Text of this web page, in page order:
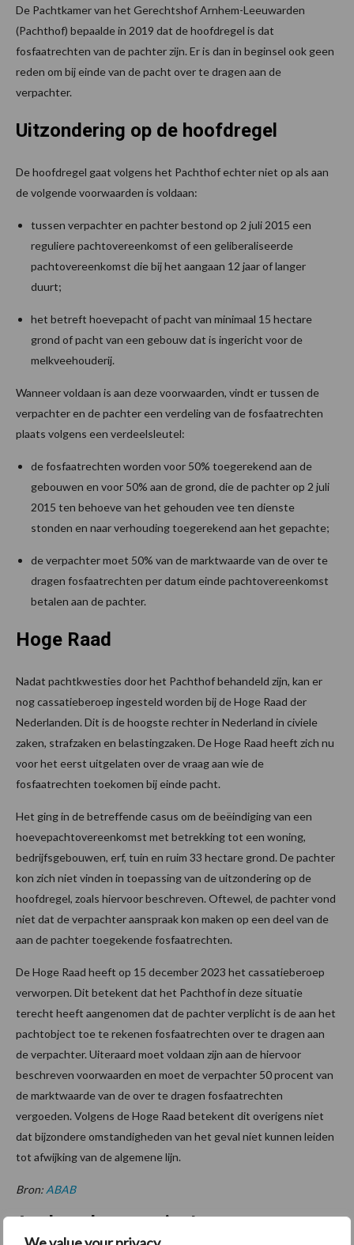
De Pachtkamer van het Gerechtshof Arnhem-Leeuwarden
(Pachthof) bepaalde in 2019 dat de hoofdregel is dat
fosfaatrechten van de pachter zijn. Er is dan in beginsel ook geen
reden om bij einde van de pacht over te dragen aan de
verpachter.
Uitzondering op de hoofdregel
De hoofdregel gaat volgens het Pachthof echter niet op als aan
de volgende voorwaarden is voldaan:
tussen verpachter en pachter bestond op 2 juli 2015 een
reguliere pachtovereenkomst of een geliberaliseerde
pachtovereenkomst die bij het aangaan 12 jaar of langer
duurt;
het betreft hoevepacht of pacht van minimaal 15 hectare
grond of pacht van een gebouw dat is ingericht voor de
melkveehouderij.
Wanneer voldaan is aan deze voorwaarden, vindt er tussen de
verpachter en de pachter een verdeling van de fosfaatrechten
plaats volgens een verdeelsleutel:
de fosfaatrechten worden voor 50% toegerekend aan de
gebouwen en voor 50% aan de grond, die de pachter op 2 juli
2015 ten behoeve van het gehouden vee ten dienste
stonden en naar verhouding toegerekend aan het gepachte;
de verpachter moet 50% van de marktwaarde van de over te
dragen fosfaatrechten per datum einde pachtovereenkomst
betalen aan de pachter.
Hoge Raad
Nadat pachtkwesties door het Pachthof behandeld zijn, kan er
nog cassatieberoep ingesteld worden bij de Hoge Raad der
Nederlanden. Dit is de hoogste rechter in Nederland in civiele
zaken, strafzaken en belastingzaken. De Hoge Raad heeft zich nu
voor het eerst uitgelaten over de vraag aan wie de
fosfaatrechten toekomen bij einde pacht.
Het ging in de betreffende casus om de beëindiging van een
hoevepachtovereenkomst met betrekking tot een woning,
bedrijfsgebouwen, erf, tuin en ruim 33 hectare grond. De pachter
kon zich niet vinden in toepassing van de uitzondering op de
hoofdregel, zoals hiervoor beschreven. Oftewel, de pachter vond
niet dat de verpachter aanspraak kon maken op een deel van de
aan de pachter toegekende fosfaatrechten.
De Hoge Raad heeft op 15 december 2023 het cassatieberoep
verworpen. Dit betekent dat het Pachthof in deze situatie
terecht heeft aangenomen dat de pachter verplicht is de aan het
pachtobject toe te rekenen fosfaatrechten over te dragen aan
de verpachter. Uiteraard moet voldaan zijn aan de hiervoor
beschreven voorwaarden en moet de verpachter 50 procent van
de marktwaarde van de over te dragen fosfaatrechten
vergoeden. Volgens de Hoge Raad betekent dit overigens niet
dat bijzondere omstandigheden van het geval niet kunnen leiden
tot afwijking van de algemene lijn.
Bron: ABAB
Aanbevolen voor jou!